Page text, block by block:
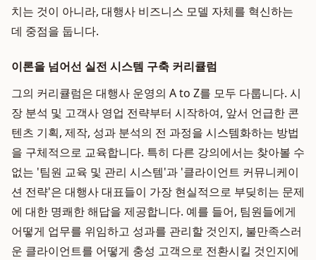
치는 것이 아니라, 대행사 비즈니스 모델 자체를 혁신하는
데 중점을 둡니다.
이론을 넘어선 실전 시스템 구축 커리큘럼
그의 커리큘럼은 대행사 운영의 A to Z를 모두 다룹니다. 시
장 분석 및 고객사 영업 전략부터 시작하여, 앞서 언급한 콘
텐츠 기획, 제작, 성과 분석의 전 과정을 시스템화하는 방법
을 구체적으로 교육합니다. 특히 다른 강의에서는 찾아볼 수
없는 '팀원 교육 및 관리 시스템'과 '클라이언트 커뮤니케이
션 전략'은 대행사 대표들이 가장 현실적으로 부딪히는 문제
에 대한 명쾌한 해답을 제공합니다. 예를 들어, 팀원들에게
어떻게 업무를 위임하고 성과를 관리할 것인지, 불만족스러
운 클라이언트를 어떻게 충성 고객으로 전환시킬 것인지에